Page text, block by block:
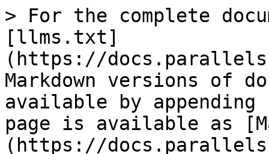
> For the complete
[llms.txt]
(https://
Markdown versions of
available by
page is available as
(https://